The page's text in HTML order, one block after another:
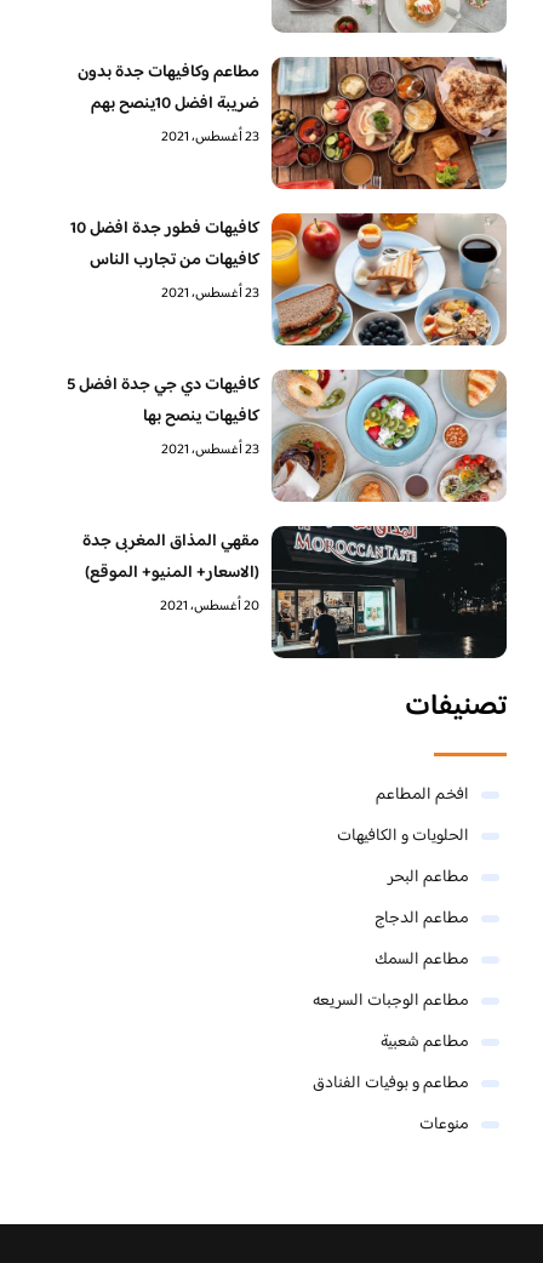
مطاعم وكافيهات جدة بدون
ضريبة افضل 10ينصح بهم
23 أغسطس، 2021
كافيهات فطور جدة افضل 10
كافيهات من تجارب الناس
23 أغسطس، 2021
كافيهات دي جي جدة افضل 5
كافيهات ينصح بها
23 أغسطس، 2021
مقهي المذاق المغربى جدة
(الاسعار+ المنيو+ الموقع)
20 أغسطس، 2021
تصنيفات
افخم المطاعم
الحلويات و الكافيهات ‎
مطاعم البحر
مطاعم الدجاج
مطاعم السمك
مطاعم الوجبات السريعه
مطاعم شعبية
مطاعم و بوفيات الفنادق
منوعات